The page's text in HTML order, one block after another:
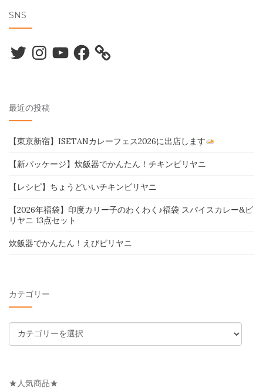
SNS
TwitterInstagramYouTubeFacebook
最近の投稿
【東京新宿】ISETANカレーフェス2026に出店します
【新パッケージ】炊飯器でかんたん！チキンビリヤニ
【レシピ】ちょうどいいチキンビリヤニ
【2026年福袋】印度カリー子のわくわく♪福袋 スパイスカレー&ビ
リヤニ 13点セット
炊飯器でかんたん！えびビリヤニ
カテゴリー
テ
リ
★人気商品★